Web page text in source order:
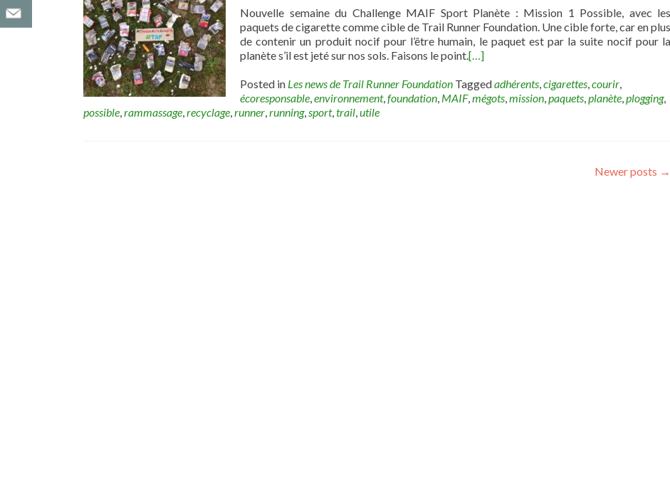
Nouvelle semaine du Challenge MAIF Sport Planète : Mission 1 Possible, avec les
paquets de cigarette comme cible de Trail Runner Foundation. Une cible forte, car en plus
de contenir un produit nocif pour l’être humain, le paquet est par la suite nocif pour la
planète s’il est jeté sur nos sols. Faisons le point.[…]
Posted in Les news de Trail Runner Foundation Taggedadhérents,cigarettes,courir,
écoresponsable,environnement,foundation, MAIF,mégots,mission,paquets,planète,plogging,
possible,rammassage,recyclage,runner,running,sport,trail,utile
Newer posts →